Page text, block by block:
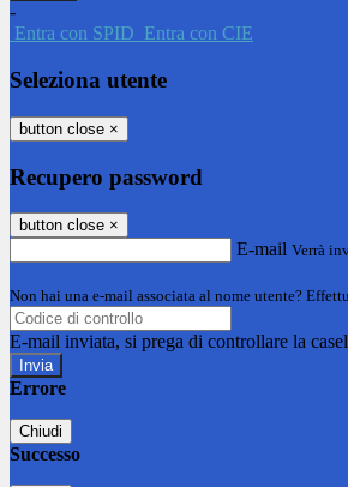
-
Entra con SPID Entra con CIE
Seleziona utente
button close ×
Recupero password
button close ×
E-mail Verrà
Non hai una e-mail associata al nome utente?
E-mail inviata, si prega di controllare la
Errore
Chiudi
Successo